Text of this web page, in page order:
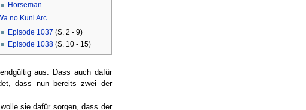
Horseman
no Kuni Arc
Episode 1037 (S. 2 - 9)
Episode 1038(S. 10 - 15)
aus. Dass auch dafür
dass nun bereits zwei der
sie dafür sorgen, dass der